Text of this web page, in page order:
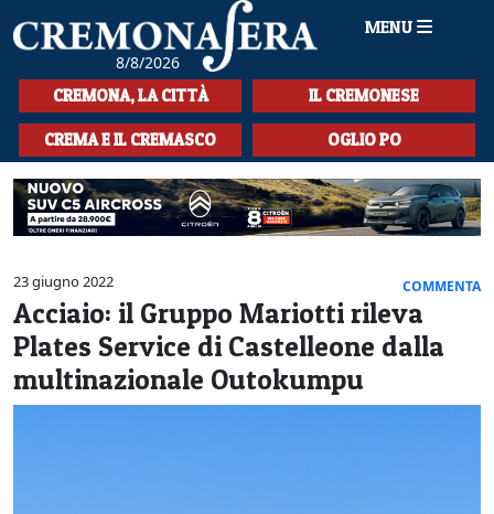
8/8/2026
MENU
HOME
CRONACA
SPORT
LA MUSICA
CULTURA
LA STORIA
SPETTACOLI
L'EDITORIALE
CREMONA, LA CITTÀ IL CREMONESE
CREMA E IL CREMASCO OGLIO PO
23 giugno 2022 COMMENTA
Acciaio: il Gruppo Mariotti rileva
Plates Service di Castelleone dalla
multinazionale Outokumpu